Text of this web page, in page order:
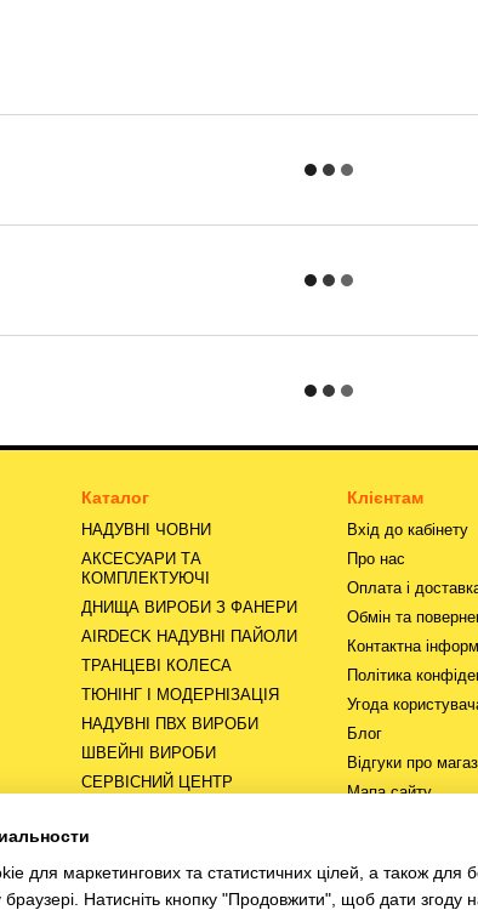
Каталог
НАДУВНІ ЧОВНИ
АКСЕСУАРИ ТА
КОМПЛЕКТУЮЧІ
ДНИЩА ВИРОБИ З ФАНЕРИ
AIRDECK НАДУВНІ ПАЙОЛИ
ТРАНЦЕВІ КОЛЕСА
ТЮНІНГ І МОДЕРНІЗАЦІЯ
НАДУВНІ ПВХ ВИРОБИ
ШВЕЙНІ ВИРОБИ
СЕРВІСНИЙ ЦЕНТР
Клієнтам
Вхід до кабінету
Про нас
Оплата і
Обмін та
Контактна
Політика
Угода
Блог
Відгуки про
Мапа сайту
для маркетингових та статистичних цілей, а також для
Натисніть кнопку "Продовжити", щоб дати згоду